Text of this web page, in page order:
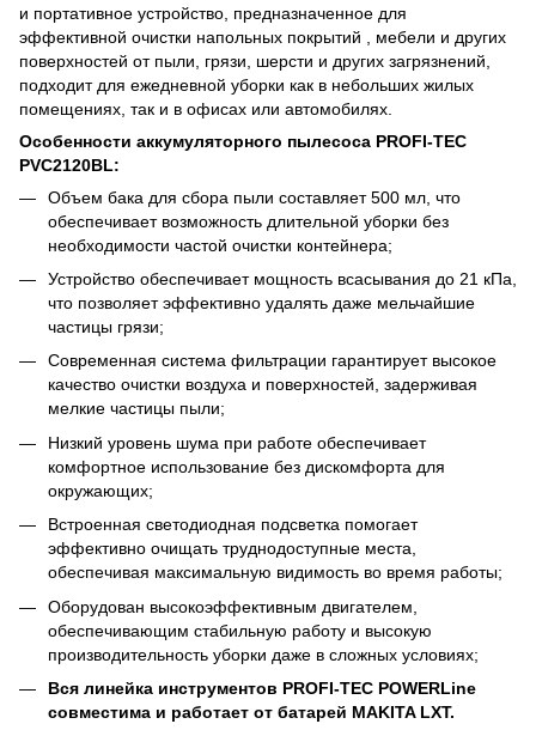
и портативное устройство, предназначенное для
эффективной очистки напольных покрытий , мебели и других
поверхностей от пыли, грязи, шерсти и других загрязнений,
подходит для ежедневной уборки как в небольших жилых
помещениях, так и в офисах или автомобилях.
Особенности аккумуляторного пылесоса PROFI-TEC
PVC2120BL:
Объем бака для сбора пыли составляет 500 мл, что
обеспечивает возможность длительной уборки без
необходимости частой очистки контейнера;
Устройство обеспечивает мощность всасывания до 21 кПа,
что позволяет эффективно удалять даже мельчайшие
частицы грязи;
Современная система фильтрации гарантирует высокое
качество очистки воздуха и поверхностей, задерживая
мелкие частицы пыли;
Низкий уровень шума при работе обеспечивает
комфортное использование без дискомфорта для
окружающих;
Встроенная светодиодная подсветка помогает
эффективно очищать труднодоступные места,
обеспечивая максимальную видимость во время работы;
Оборудован высокоэффективным двигателем,
обеспечивающим стабильную работу и высокую
производительность уборки даже в сложных условиях;
Вся линейка инструментов PROFI-TEC POWERLine
совместима и работает от батарей MAKITA LXT.